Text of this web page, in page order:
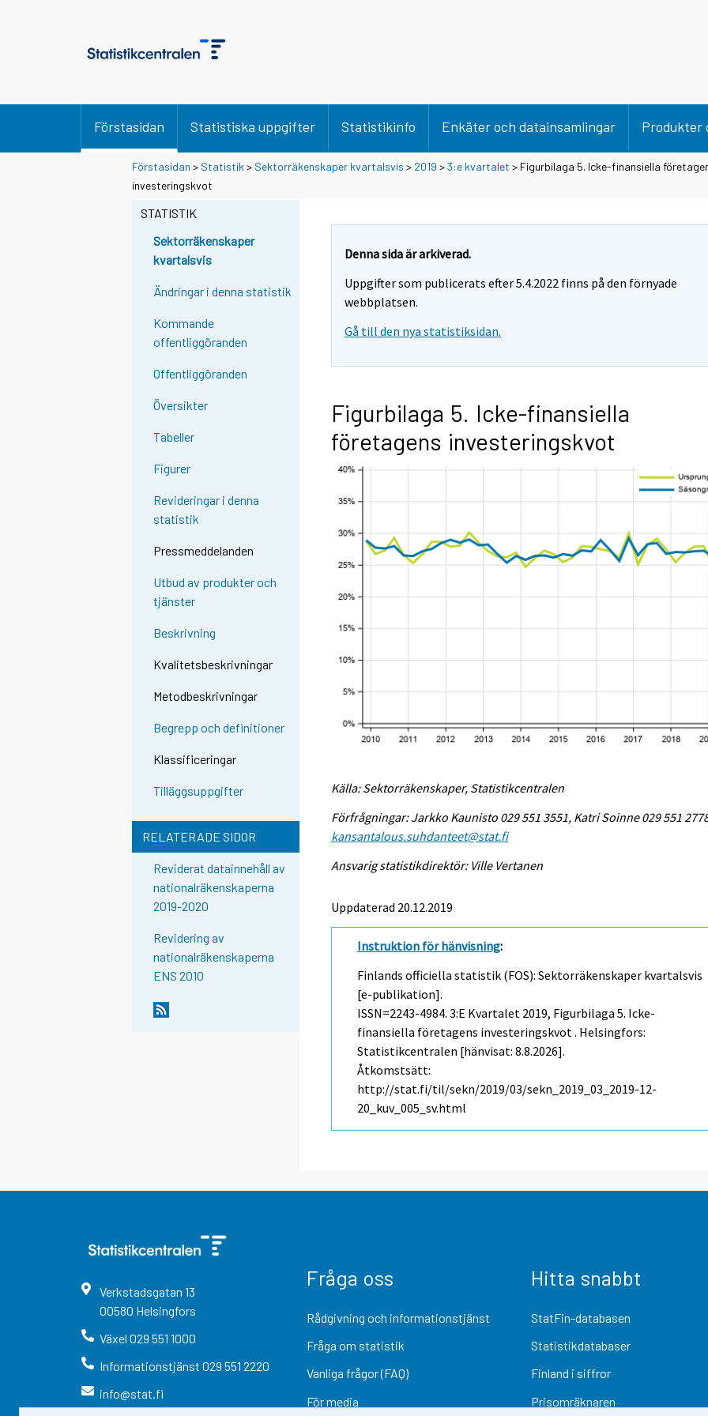
Förstasidan Statistiska uppgifter Statistikinfo Enkäter och datainsamlingar Produkter
Förstasidan > Statistik > Sektorräkenskaper kvartalsvis > 2019 >3:e kvartalet > Figurbilaga 5. Icke-finansiella
investeringskvot
STATISTIK
Sektorräkenskaper
kvartalsvis
Ändringar i denna statistik
Kommande
offentliggöranden
Offentliggöranden
Översikter
Tabeller
Figurer
Revideringar i denna
statistik
Pressmeddelanden
Utbud av produkter och
tjänster
Beskrivning
Kvalitetsbeskrivningar
Metodbeskrivningar
Begrepp och definitioner
Klassificeringar
Tilläggsuppgifter
RELATERADE SIDOR
Reviderat datainnehåll av
nationalräkenskaperna
2019-2020
Revidering av
nationalräkenskaperna
ENS 2010
Denna sida är arkiverad.
Uppgifter som publicerats efter 5.4.2022 finns på den förnyade
webbplatsen.
Gå till den nya statistiksidan.
Figurbilaga 5. Icke-finansiella
företagens investeringskvot
Källa: Sektorräkenskaper, Statistikcentralen
Förfrågningar: Jarkko Kaunisto 029 551 3551, Katri Soinne 029 551
kansantalous.suhdanteet@stat.fi
Ansvarig statistikdirektör: Ville Vertanen
Uppdaterad 20.12.2019
Instruktion för hänvisning:
Finlands officiella statistik (FOS): Sektorräkenskaper kvartalsvis
[e-publikation].
ISSN=2243-4984.3:e Kvartalet 2019, Figurbilaga 5. Icke-
finansiella företagens investeringskvot . Helsingfors:
Statistikcentralen [hänvisat: 8.8.2026].
Åtkomstsätt:
http://stat.fi/til/sekn/2019/03/sekn_2019_03_2019-12-
20_kuv_005_sv.html
Verkstadsgatan 13
00580 Helsingfors
Växel 029 551 1000
Informationstjänst 029 551 2220
info@stat.fi
Fråga oss
Rådgivning och informationstjänst
Fråga om statistik
Vanliga frågor (FAQ)
För media
Hitta snabbt
StatFin-databasen
Statistikdatabaser
Finland i siffror
Prisomräknaren